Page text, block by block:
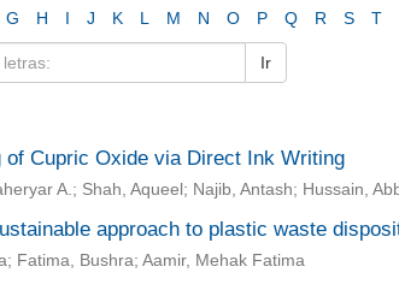
G H I J K L M N O P Q R S T
Ir
of Cupric Oxide via Direct Ink Writing
A.; Shah, Aqueel; Najib, Antash; Hussain,
approach to plastic waste
Fatima, Bushra; Aamir, Mehak Fatima